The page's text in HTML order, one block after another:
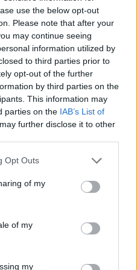
use the below opt-out
Please note that after your
may continue seeing
information utilized by
to third parties prior to
opt-out of the further
by third parties on the
This information may
parties on the IAB’s List of
further disclose it to other
Opt Outs
of my
of my
my
fra gemmerne, og du
salgsboder - såfremt at
fra Fjordbyen, og
stand.
om opstilling
10-16 i Fjordbyen
hurtigere